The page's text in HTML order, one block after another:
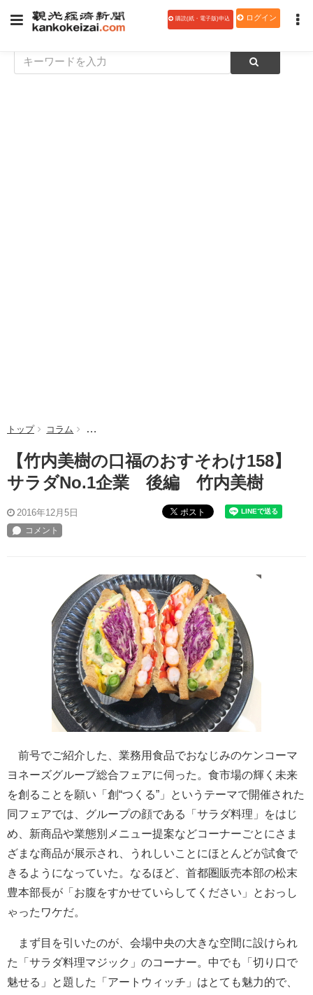
購読(紙・電子版)申込 ログイン
トップ コラム 【竹内美樹の口福のおすそわけ158】サラダNo.1企
【竹内美樹の口福のおすそわけ158】
サラダNo.1企業 後編 竹内美樹
2016年12月5日 ポスト
前号でご紹介した、業務用食品でおなじみのケンコーマ
ヨネーズグループ総合フェアに伺った。食市場の輝く未来
を創ることを願い「創“つくる”」というテーマで開催された
同フェアでは、グループの顔である「サラダ料理」をはじ
め、新商品や業態別メニュー提案などコーナーごとにさま
ざまな商品が展示され、うれしいことにほとんどが試食で
きるようになっていた。なるほど、首都圏販売本部の松末
豊本部長が「お腹をすかせていらしてください」とおっし
ゃったワケだ。
まず目を引いたのが、会場中央の大きな空間に設けられ
た「サラダ料理マジック」のコーナー。中でも「切り口で
魅せる」と題した「アートウィッチ」はとても魅力的で、